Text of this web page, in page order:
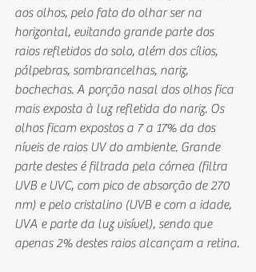
aos olhos, pelo fato do olhar ser na
horizontal, evitando grande parte dos
raios refletidos do solo, além dos cílios,
pálpebras, sombrancelhas, nariz,
bochechas. A porção nasal dos olhos fica
mais exposta à luz refletida do nariz. Os
olhos ficam expostos a 7 a 17% da dos
níveis de raios UV do ambiente. Grande
parte destes é filtrada pela córnea (filtra
UVB e UVC, com pico de absorção de 270
nm) e pelo cristalino (UVB e com a idade,
UVA e parte da luz visível), sendo que
apenas 2% destes raios alcançam a retina.